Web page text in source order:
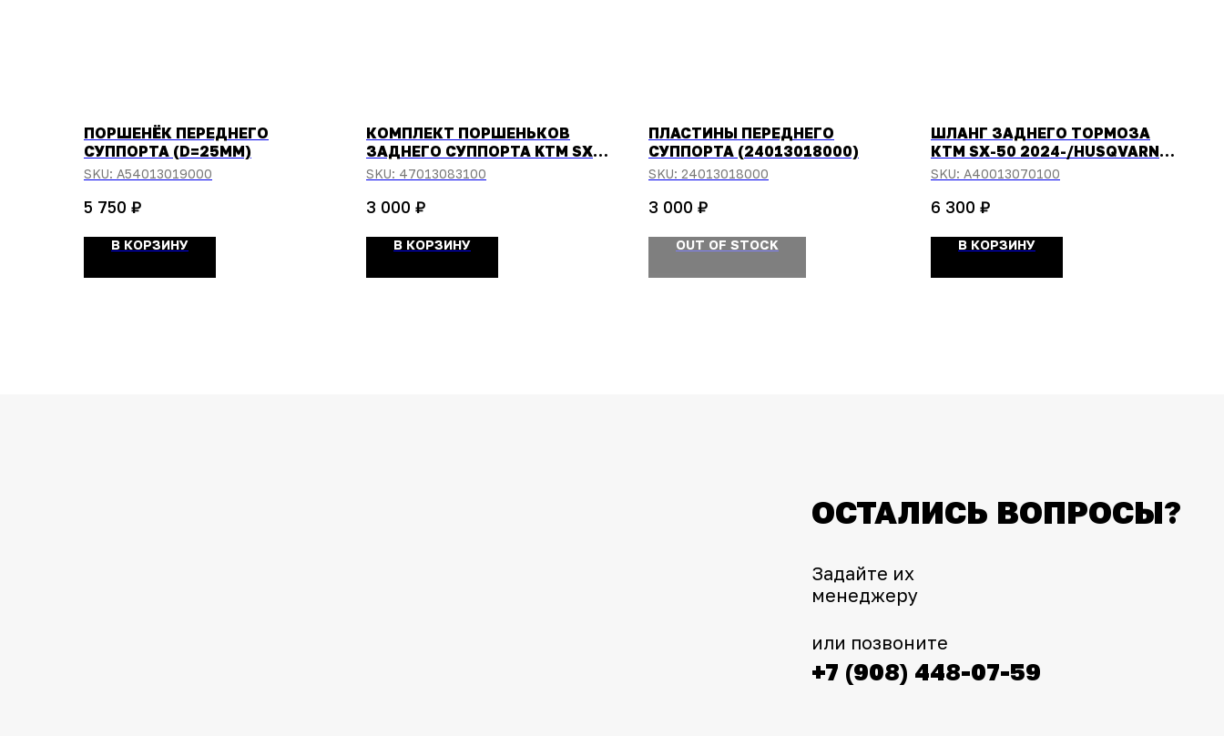
ПОРШЕНЁК ПЕРЕДНЕГО
СУППОРТА (D=25ММ)
SKU: A54013019000
5 750 ₽
В КОРЗИНУ
КОМПЛЕКТ ПОРШЕНЬКОВ
ЗАДНЕГО СУППОРТА KTM SX-
85, SX-105 11-17/HUSQVARNA
SKU: 47013083100
3 000 ₽
В КОРЗИНУ
ПЛАСТИНЫ ПЕРЕДНЕГО
СУППОРТА (24013018000)
SKU: 24013018000
3 000 ₽
OUT OF STOCK
ШЛАНГ ЗАДНЕГО ТОРМОЗА
КТМ SX-50 2024-/HUSQVARNA
TC-50 2025-
SKU: A40013070100
6 300 ₽
В КОРЗИНУ
ОСТАЛИСЬ ВОПРОСЫ?
+7 (908) 448-07-59
или позвоните
Задайте их
менеджеру